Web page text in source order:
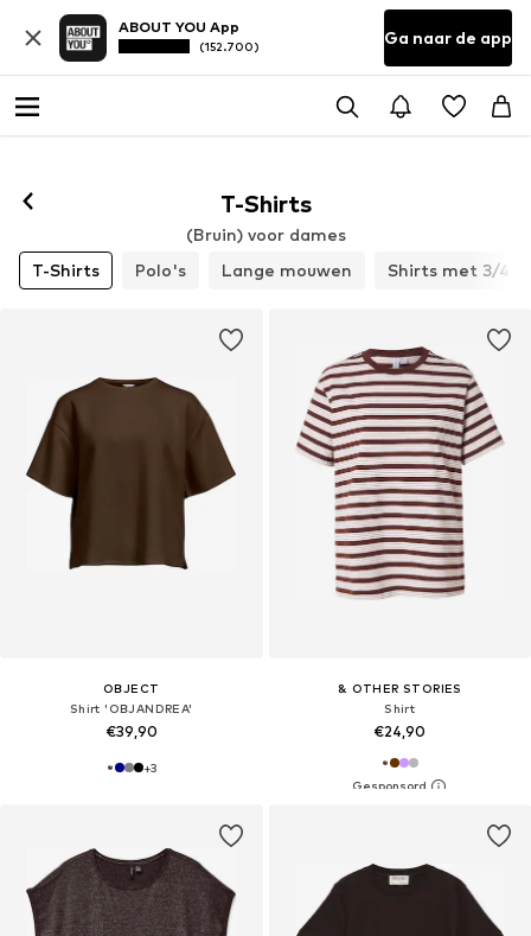
ABOUT YOU App
(152.700) Ga naar de app
T-Shirts
(Bruin) voor dames
T-Shirts
Polo's Lange mouwen Shirts met 3/4
OBJECT
Shirt 'OBJANDREA'
€39,90
+3
& OTHER STORIES
Shirt
€24,90